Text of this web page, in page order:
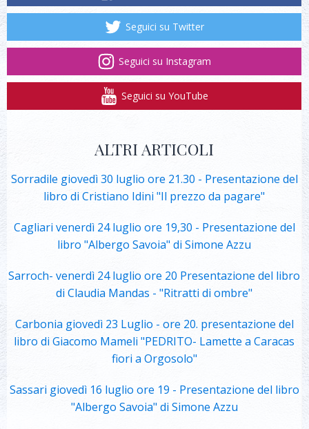
Seguici su Twitter
Seguici su Instagram
Seguici su YouTube
ALTRI ARTICOLI
Sorradile giovedì 30 luglio ore 21.30 - Presentazione del
libro di Cristiano Idini "Il prezzo da pagare"
Cagliari venerdì 24 luglio ore 19,30 - Presentazione del
libro "Albergo Savoia" di Simone Azzu
Sarroch- venerdì 24 luglio ore 20 Presentazione del libro
di Claudia Mandas - "Ritratti di ombre"
Carbonia giovedì 23 Luglio - ore 20. presentazione del
libro di Giacomo Mameli "PEDRITO- Lamette a Caracas
fiori a Orgosolo"
Sassari giovedì 16 luglio ore 19 - Presentazione del libro
"Albergo Savoia" di Simone Azzu